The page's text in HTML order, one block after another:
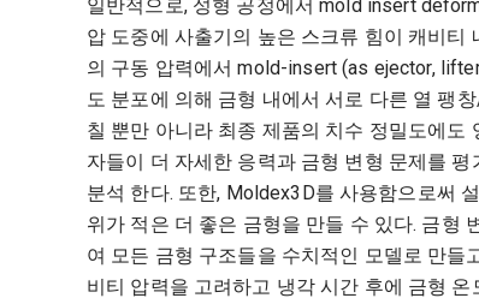
일반적으로, 성형 공정에서 mold insert
압 도중에 사출기의 높은 스크류 힘이 캐비티
의 구동 압력에서 mold-insert (as ejector,
도 분포에 의해 금형 내에서 서로 다른 열 팽
칠 뿐만 아니라 최종 제품의 치수 정밀도에
자들이 더 자세한 응력과 금형 변형 문제를
분석 한다. 또한, Moldex3D를 사용함으로써
위가 적은 더 좋은 금형을 만들 수 있다. 금형
여 모든 금형 구조들을 수치적인 모델로 만
비티 압력을 고려하고 냉각 시간 후에 금형